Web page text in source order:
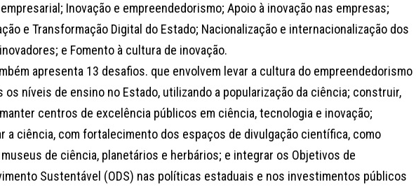
Inovação e empreendedorismo; Apoio à inovação nas empresas;
e Transformação Digital do Estado; Nacionalização e internacionalização dos
e Fomento à cultura de inovação.
apresenta 13 desafios. que envolvem levar a cultura do empreendedorismo
os níveis de ensino no Estado, utilizando a popularização da ciência; construir,
centros de excelência públicos em ciência, tecnologia e inovação;
a ciência, com fortalecimento dos espaços de divulgação científica, como
de ciência, planetários e herbários; e integrar os Objetivos de
Sustentável (ODS) nas políticas estaduais e nos investimentos públicos